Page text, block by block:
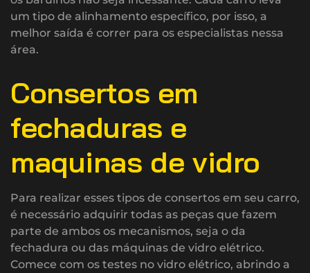
um tipo de alinhamento específico, por isso, a
melhor saída é correr para os especialistas nessa
área.
Consertos em
fechaduras e
maquinas de vidro
Para realizar esses tipos de consertos em seu carro,
é necessário adquirir todas as peças que fazem
parte de ambos os mecanismos, seja o da
fechadura ou das máquinas de vidro elétrico.
Comece com os testes no vidro elétrico, abrindo a